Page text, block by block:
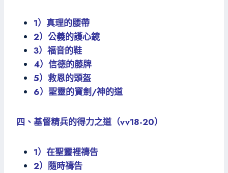
1）真理的腰帶
2）公義的護心鏡
3）福音的鞋
4）信德的藤牌
5）救恩的頭盔
6）聖靈的寶劍/神的道
四、基督精兵的得力之道（vv18-20）
1）在聖靈裡禱告
2）隨時禱告